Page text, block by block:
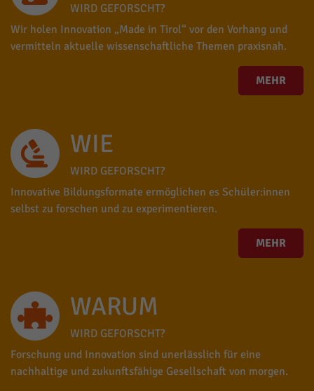
WIRD GEFORSCHT?
Wir holen Innovation „Made in Tirol“ vor den Vorhang und
vermitteln aktuelle wissenschaftliche Themen praxisnah.
MEHR
WIE
WIRD GEFORSCHT?
Innovative Bildungsformate ermöglichen es Schüler:innen
selbst zu forschen und zu experimentieren.
MEHR
WARUM
WIRD GEFORSCHT?
Forschung und Innovation sind unerlässlich für eine
nachhaltige und zukunftsfähige Gesellschaft von morgen.